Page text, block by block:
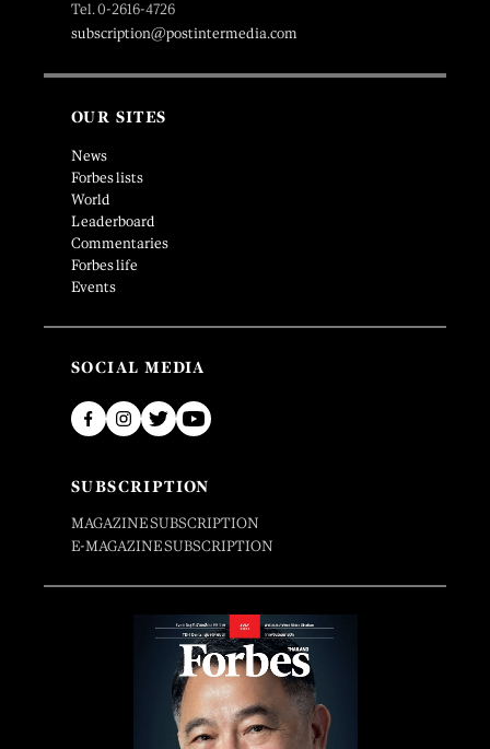
Tel. 0-2616-4726
subscription@postintermedia.com
OUR SITES
News
Forbes lists
World
Leaderboard
Commentaries
Forbes life
Events
SOCIAL MEDIA
SUBSCRIPTION
MAGAZINE SUBSCRIPTION
E-MAGAZINE SUBSCRIPTION